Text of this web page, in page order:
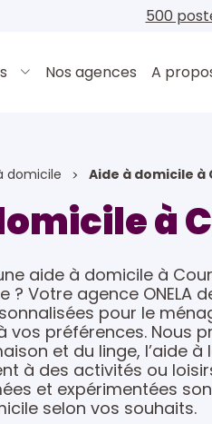
500
Nos agences A
domicile Aide à domicile à
à
aide à domicile à
? Votre agence ONELA
pour le
vos préférences. Nous
et du linge, l’aide
à des activités ou
et expérimentées
selon vos souhaits.